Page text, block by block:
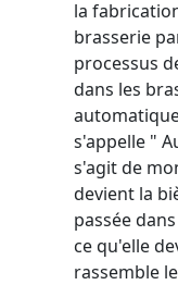
la
brasserie
processus
dans les
s'appelle "
s'agit de
devient la
passée
ce qu'elle
rassemble